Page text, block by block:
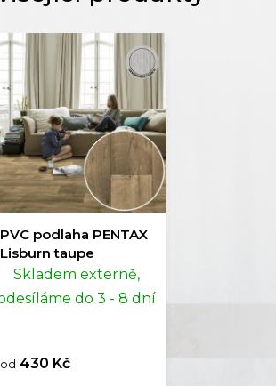
PVC podlaha PENTAX
Lisburn taupe
Skladem externě,
do 3 - 8 dní
od 430 Kč